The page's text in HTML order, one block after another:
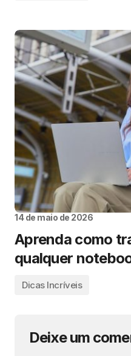
14 de maio de 2026
Aprenda como
qualquer
Dicas Incríveis
Deixe um